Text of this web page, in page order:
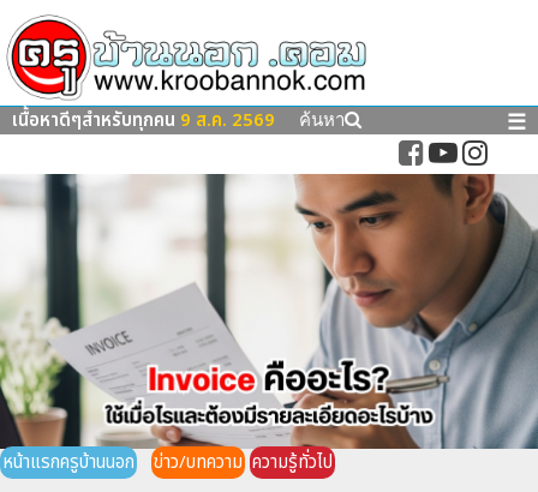
เนื้อหาดีๆสำหรับทุกคน 9 ส.ค. 2569 ค้นหา ☰
หน้าแรกครูบ้านนอก ข่าว/บทความ ความรู้ทั่วไป